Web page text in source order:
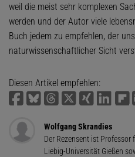
weil die meist sehr komplexen
werden und der Autor viele
Buch jedem zu empfehlen, der
naturwissenschaftlicher Sicht
Diesen Artikel empfehlen:
Wolfgang Skrandies
Der Rezensent ist
Liebig-Universität Gießen